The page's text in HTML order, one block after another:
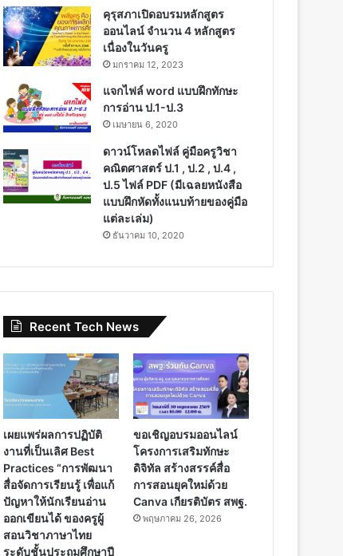
คุรุสภาเปิดอบรมหลักสูตร
ออนไลน์ จำนวน 4 หลักสูตร
เนื่องในวันครู
มกราคม 12, 2023
แจกไฟล์ word แบบฝึกทักษะ
การอ่าน ป.1-ป.3
เมษายน 6, 2020
ดาวน์โหลดไฟล์ คู่มือครูวิชา
คณิตศาสตร์ ป.1 , ป.2 , ป.4 ,
ป.5 ไฟล์ PDF (มีเฉลยหนังสือ
แบบฝึกหัดทั้งแนบท้ายของคู่มือ
แต่ละเล่ม)
ธันวาคม 10, 2020
Recent Tech News
เผยแพร่ผลการปฏิบัติ
งานที่เป็นเลิศ Best
Practices “การพัฒนา
สื่อจัดการเรียนรู้ เพื่อแก้
ปัญหาให้นักเรียนอ่าน
ออกเขียนได้ ของครูผู้
สอนวิชาภาษาไทย
ระดับชั้นประถมศึกษาปี
ขอเชิญอบรมออนไลน์
โครงการเสริมทักษะ
ดิจิทัล สร้างสรรค์สื่อ
การสอนยุคใหม่ด้วย
Canva เกียรติบัตร สพฐ.
พฤษภาคม 26, 2026